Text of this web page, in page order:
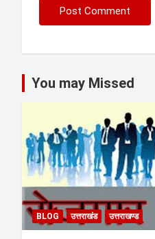
You may Missed
BLOG उत्तराखंड उत्तराखण्ड